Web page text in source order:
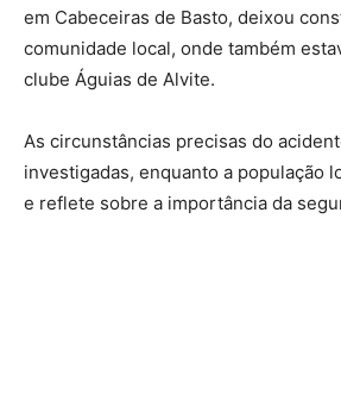
em Cabeceiras de Basto, deixou
comunidade local, onde também
clube Águias de Alvite.
As circunstâncias precisas do
investigadas, enquanto a população
e reflete sobre a importância da